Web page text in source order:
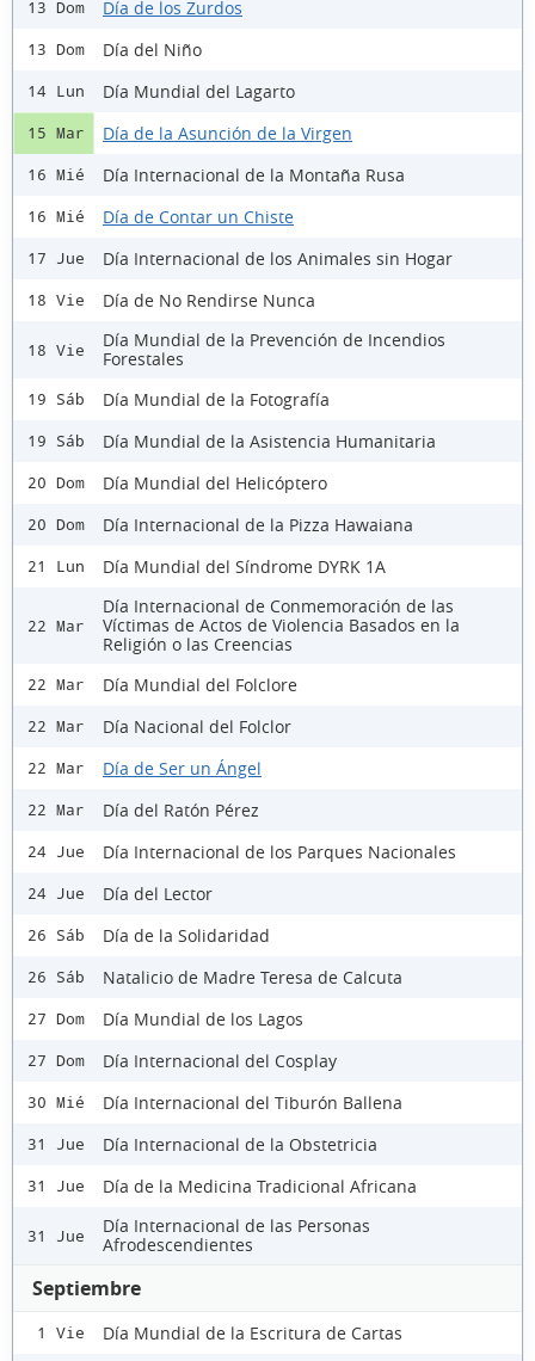
13 Dom Día de los Zurdos
13 Dom Día del Niño
14 Lun Día Mundial del Lagarto
15 Mar Día de la Asunción de la Virgen
16 Mié Día Internacional de la Montaña Rusa
16 Mié Día de Contar un Chiste
17 Jue Día Internacional de los Animales sin Hogar
18 Vie Día de No Rendirse Nunca
18 Vie
Día Mundial de la Prevención de Incendios
Forestales
19 Sáb Día Mundial de la Fotografía
19 Sáb Día Mundial de la Asistencia Humanitaria
20 Dom Día Mundial del Helicóptero
20 Dom Día Internacional de la Pizza Hawaiana
21 Lun Día Mundial del Síndrome DYRK 1A
22 Mar
Día Internacional de Conmemoración de las
Víctimas de Actos de Violencia Basados en la
Religión o las Creencias
22 Mar Día Mundial del Folclore
22 Mar Día Nacional del Folclor
22 Mar Día de Ser un Ángel
22 Mar Día del Ratón Pérez
24 Jue Día Internacional de los Parques Nacionales
24 Jue Día del Lector
26 Sáb Día de la Solidaridad
26 Sáb Natalicio de Madre Teresa de Calcuta
27 Dom Día Mundial de los Lagos
27 Dom Día Internacional del Cosplay
30 Mié Día Internacional del Tiburón Ballena
31 Jue Día Internacional de la Obstetricia
31 Jue Día de la Medicina Tradicional Africana
31 Jue
Día Internacional de las Personas
Afrodescendientes
Septiembre
1 Vie Día Mundial de la Escritura de Cartas